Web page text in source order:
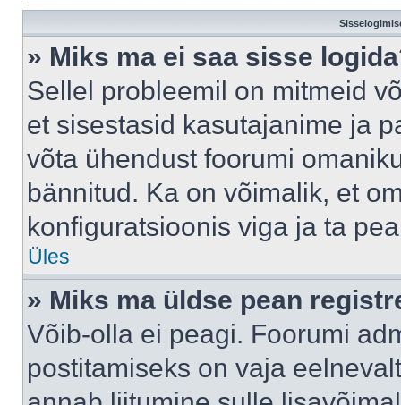
» Miks ma ei saa sisse
Sellel probleemil on mitmeid
et sisestasid kasutajanime ja
võta ühendust foorumi
bännitud. Ka on võimalik, et
konfiguratsioonis viga ja ta
Üles
» Miks ma üldse pean
Võib-olla ei peagi. Foorumi
postitamiseks on vaja